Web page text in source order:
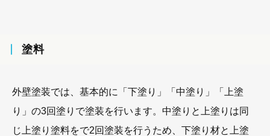
塗料
外壁塗装では、基本的に「下塗り」「中塗り」「上塗
り」の3回塗りで塗装を行います。中塗りと上塗りは同
じ上塗り塗料をで2回塗装を行うため、下塗り材と上塗